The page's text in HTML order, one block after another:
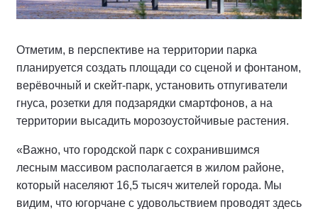
Отметим, в перспективе на территории парка
планируется создать площади со сценой и фонтаном,
верёвочный и скейт-парк, установить отпугиватели
гнуса, розетки для подзарядки смартфонов, а на
территории высадить морозоустойчивые растения.
«Важно, что городской парк с сохранившимся
лесным массивом располагается в жилом районе,
который населяют 16,5 тысяч жителей города. Мы
видим, что югорчане с удовольствием проводят здесь